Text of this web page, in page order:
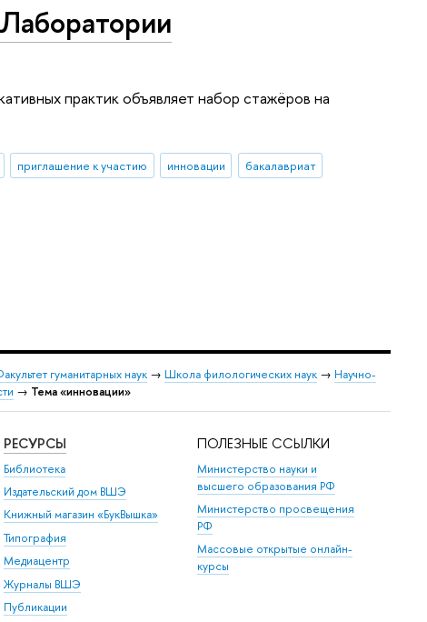
практик объявляет набор стажёров на
приглашение к участию инновации
бакалавриат
гуманитарных наук → Школа филологических наук → Научно-
→ Тема «инновации»
РЕСУРСЫ
Библиотека
Издательский дом ВШЭ
Книжный магазин «БукВышка»
Типография
Медиацентр
Журналы ВШЭ
Публикации
ПОЛЕЗНЫЕ ССЫЛКИ
Министерство науки и
высшего образования РФ
Министерство просвещения
РФ
Массовые открытые онлайн-
курсы